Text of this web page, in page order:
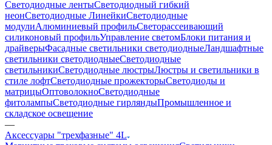
Светодиодные лентыСветодиодный гибкий
неонСветодиодные ЛинейкиСветодиодные
модулиАлюминиевый профильСветорассеивающий
силиконовый профильУправление светомБлоки питания и
драйверыФасадные светильники светодиодныеЛандшафтные
светильники светодиодныеСветодиодные
светильникиСветодиодные люстрыЛюстры и светильники в
стиле лофтСветодиодные прожекторыСветодиоды и
матрицыОптоволокноСветодиодные
фитолампыСветодиодные гирляндыПромышленное и
складское освещение
—
Аксессуары "трехфазные" 4L